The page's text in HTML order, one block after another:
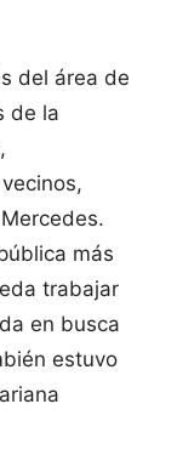
del área de
de la
más
trabajar
en busca
estuvo